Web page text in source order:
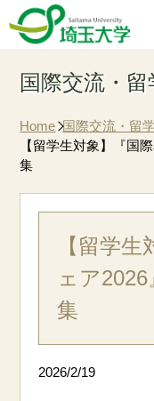
国際交流・留
Home 国際交流・留学
【留学生対象】『国
集
【留学
ェア
集
2026/2/19